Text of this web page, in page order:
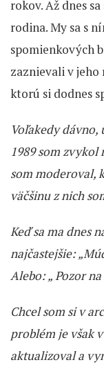
rokov. Až dnes
rodina. My sa s
spomienkových
zaznievali v jeho
ktorú si dodnes
Voľakedy
1989 som
som moderoval,
väčšinu z nich
Keď sa ma dnes
najčastejšie:
Alebo: „ Pozor
Chcel som si v
problém je však
aktualizoval a